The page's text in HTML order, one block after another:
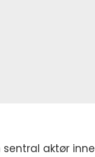
sentral aktør